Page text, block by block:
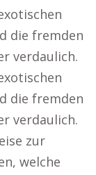
die fremden
verdaulich.
die fremden
verdaulich.
zur
welche